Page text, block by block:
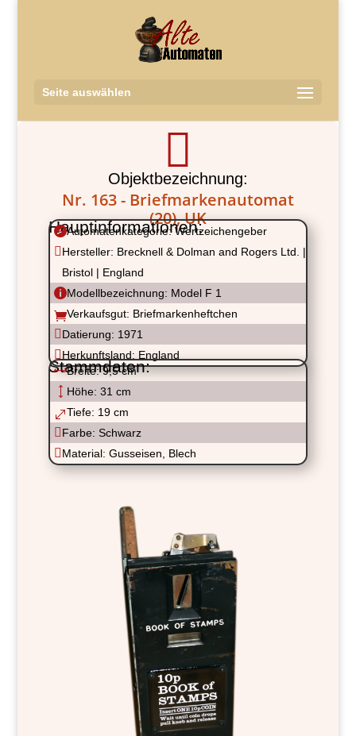
Seite auswählen

Objektbezeichnung:
Nr. 163 - Briefmarkenautomat
(20), UK
Hauptinformationen:
Automatenkategorie: Wertzeichengeber
Hersteller: Brecknell & Dolman and Rogers Ltd. |
Bristol | England
Modellbezeichnung: Model F 1
Verkaufsgut: Briefmarkenheftchen
Datierung: 1971
Herkunftsland: England
Stammdaten:
,Breite: 9,5 cm
) Höhe: 31 cm
.Tiefe: 19 cm
Farbe: Schwarz
Material: Gusseisen, Blech